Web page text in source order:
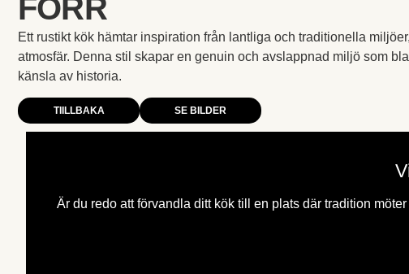
FÖRR
Ett rustikt kök hämtar inspiration från lantliga och traditionella
atmosfär. Denna stil skapar en genuin och avslappnad miljö som
känsla av historia.
TIILLBAKA SE BILDER
Är du redo att förvandla ditt kök till en plats där tradition